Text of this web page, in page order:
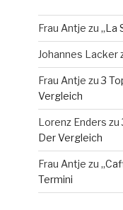
Frau Antje zu „La
Johannes Lacker
Frau Antje zu3
Vergleich
Lorenz Enders zu
Der Vergleich
Frau Antje zu
Termini